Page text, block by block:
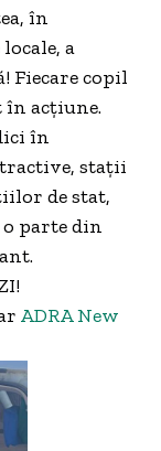
în
a
Fiecare copil
în acțiune.
în
stații
de stat,
parte din
ADRA New